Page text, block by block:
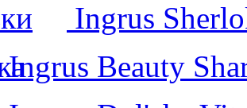
Ingrus
Ingrus Beauty